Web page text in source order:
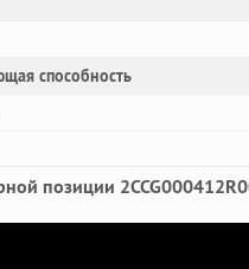
способность
позиции